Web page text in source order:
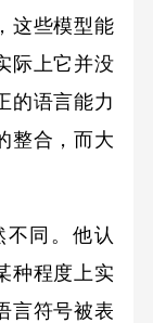
这些模型能
际上它并没
的语言能力
整合，而大
同。他认
种程度上实
言符号被表